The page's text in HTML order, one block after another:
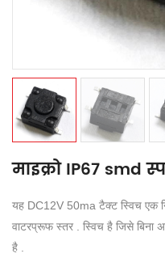
माइक्रो IP67 smd
यह DC12V 50ma टैक्ट स्विच एक
वाटरप्रूफ स्तर . स्विच है जिसे बिना
है .